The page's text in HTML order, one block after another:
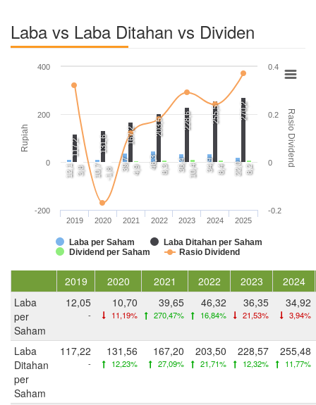
Laba vs Laba Ditahan vs Dividen
Rupiah Rasio Dividend
12,1 10,7 39,7 46,3 36,4 34,9 22,0
117,2 131,6 167,2 203,5 228,6 255,5 270,2
3,8 -1,8 4,9 8,3 10,4 8,4 8,2
Laba per Saham
Laba Ditahan per Saham
Dividend per Saham
Rasio Dividend
2019 2020 2021 2022 2023 2024 2025
-200
0
200
400
-0.2
0
0.2
0.4
2019 2020 2021 2022 2023
2024
Laba
per
Saham
12,05
-
10,70
11,19%
39,65
270,47%
46,32
16,84%
36,35
21,53%
34,92
3,94%
Laba
Ditahan
per
Saham
117,22
-
131,56
12,23%
167,20
27,09%
203,50
21,71%
228,57
12,32%
255,48
11,77%